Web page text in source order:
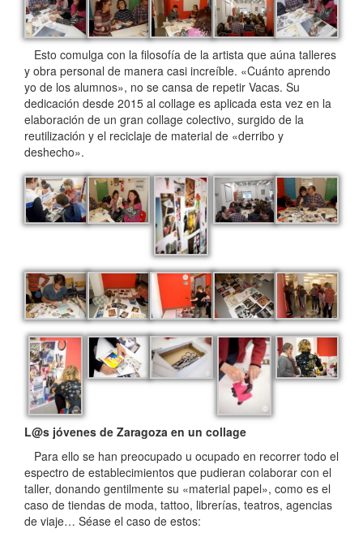
Esto comulga con la filosofía de la artista que aúna talleres
y obra personal de manera casi increíble. «Cuánto aprendo
yo de los alumnos», no se cansa de repetir Vacas. Su
dedicación desde 2015 al collage es aplicada esta vez en la
elaboración de un gran collage colectivo, surgido de la
reutilización y el reciclaje de material de «derribo y
deshecho».
L@s jóvenes de Zaragoza en un collage
Para ello se han preocupado u ocupado en recorrer todo el
espectro de establecimientos que pudieran colaborar con el
taller, donando gentilmente su «material papel», como es el
caso de tiendas de moda, tattoo, librerías, teatros, agencias
de viaje… Séase el caso de estos: